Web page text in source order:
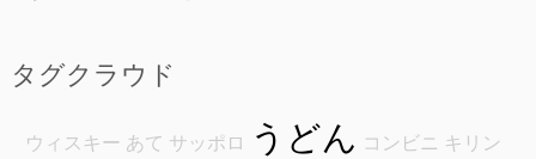
タグクラウド
ウィスキー あて サッポロ うどん コンビニ キリン